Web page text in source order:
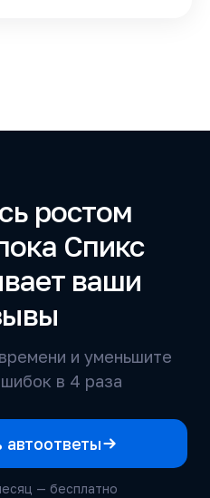
ростом
Спикс
ваши
и уменьшите
в 4 раза
автоответы
— бесплатно